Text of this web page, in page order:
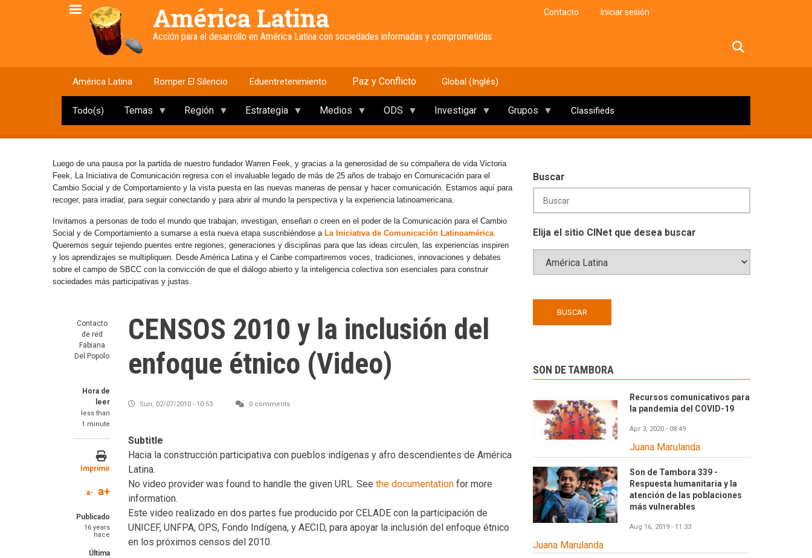
América Latina
Acción para el desarrollo en América Latina con sociedades informadas y comprometidas
Contacto Iniciar sesión
América Latina Romper El Silencio Eduentretenimiento Paz y Conflicto Global (Inglés)
Todo(s) Temas Región Estrategia Medios ODS Investigar Grupos Classifieds
Luego de una pausa por la partida de nuestro fundador Warren Feek, y gracias a la generosidad de su compañera de vida Victoria
Feek, La Iniciativa de Comunicación regresa con el invaluable legado de más de 25 años de trabajo en Comunicación para el
Cambio Social y de Comportamiento y la vista puesta en las nuevas maneras de pensar y hacer comunicación. Estamos aquí para
recoger, para irradiar, para seguir conectando y para abrir al mundo la perspectiva y la experiencia latinoamericana.
Invitamos a personas de todo el mundo que trabajan, investigan, enseñan o creen en el poder de la Comunicación para el Cambio
Social y de Comportamiento a sumarse a esta nueva etapa suscribiéndose a La Iniciativa de Comunicación Latinoamérica.
Queremos seguir tejiendo puentes entre regiones, generaciones y disciplinas para que las ideas circulen, las experiencias inspiren
y los aprendizajes se multipliquen. Desde América Latina y el Caribe compartiremos voces, tradiciones, innovaciones y debates
sobre el campo de SBCC con la convicción de que el diálogo abierto y la inteligencia colectiva son esenciales para construir
sociedades más participativas y justas.
Contacto
de red
Fabiana
Del Popolo
Hora de
leer
less than
1 minute
Imprimir
a- a+
Publicado
16 years
hace
Última
CENSOS 2010 y la inclusión del
enfoque étnico (Video)
Sun, 02/07/2010 - 10:53 0 comments
Subtitle
Hacia la construcción participativa con pueblos indígenas y afro descendientes de América
Latina.
No video provider was found to handle the given URL. See the documentation for more
information.
SummaryText
Este video realizado en dos partes fue producido por CELADE con la participación de
UNICEF, UNFPA, OPS, Fondo Indígena, y AECID, para apoyar la inclusión del enfoque étnico
en los próximos censos del 2010.
Buscar
Elija el sitio CINet que desea buscar
SON DE TAMBORA
Recursos comunicativos para
la pandemia del COVID-19
Apr 3, 2020 - 08:49
Juana Marulanda
Son de Tambora 339 -
Respuesta humanitaria y la
atención de las poblaciones
más vulnerables
Aug 16, 2019 - 11:33
Juana Marulanda